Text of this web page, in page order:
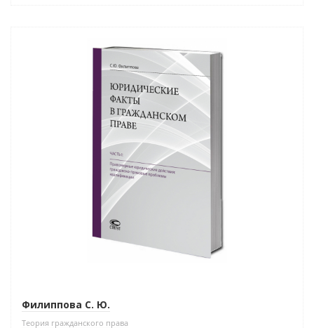
Филиппова С. Ю.
Теория гражданского права